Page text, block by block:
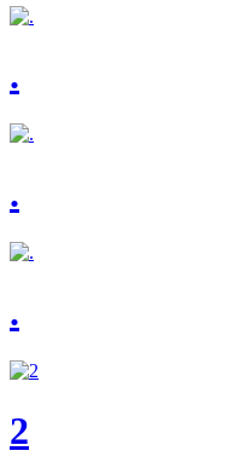
.
.
.
2